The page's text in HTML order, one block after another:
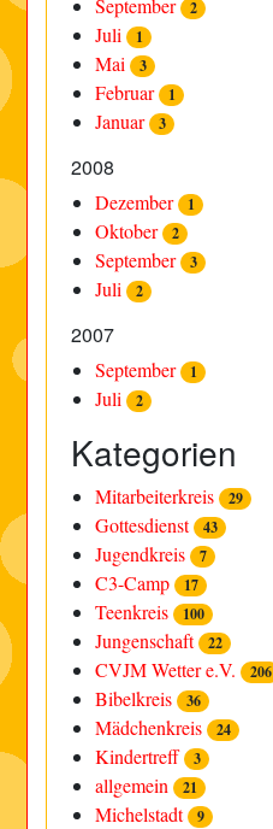
September 2
Juli 1
Mai 3
Februar 1
Januar 3
2008
Dezember 1
Oktober 2
September 3
Juli 2
2007
September 1
Juli 2
Kategorien
Mitarbeiterkreis 29
Gottesdienst 43
Jugendkreis 7
C3-Camp 17
Teenkreis 100
Jungenschaft 22
CVJM Wetter e.V. 206
Bibelkreis 36
Mädchenkreis 24
Kindertreff 3
allgemein 21
Michelstadt 9